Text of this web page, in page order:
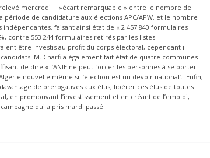
relevé mercredi l' »écart remarquable » entre le nombre de
de candidature aux élections APC/APW, et le nombre
faisant ainsi état de « 2 457 840 formulaires
contre 553 244 formulaires retirés par les listes
être investis au profit du corps électoral, cependant il
M. Charfi a également fait état de quatre communes
de dire « l’ANIE ne peut forcer les personnes à se porter
nouvelle même si l’élection est un devoir national’. Enfin,
de prérogatives aux élus, libérer ces élus de toutes
en promouvant l’investissement et en créant de l’emploi,
qui a pris mardi passé.